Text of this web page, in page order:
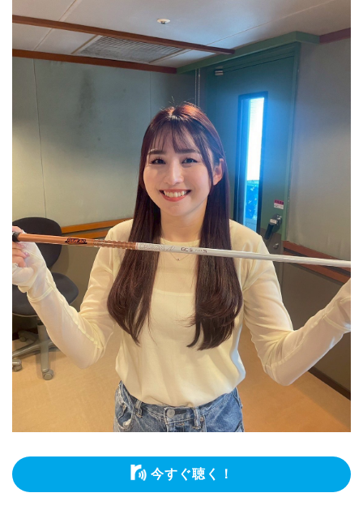
今すぐ聴く！